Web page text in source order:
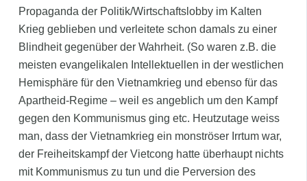
Propaganda der Politik/Wirtschaftslobby im Kalten
Krieg geblieben und verleitete schon damals zu einer
Blindheit gegenüber der Wahrheit. (So waren z.B. die
meisten evangelikalen Intellektuellen in der westlichen
Hemisphäre für den Vietnamkrieg und ebenso für das
Apartheid-Regime – weil es angeblich um den Kampf
gegen den Kommunismus ging etc. Heutzutage weiss
man, dass der Vietnamkrieg ein monströser Irrtum war,
der Freiheitskampf der Vietcong hatte überhaupt nichts
mit Kommunismus zu tun und die Perversion des